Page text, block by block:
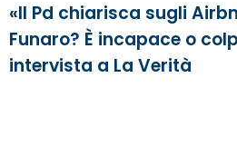
«Il Pd chiarisca sugli
Funaro? È incapace o
intervista a La Verità